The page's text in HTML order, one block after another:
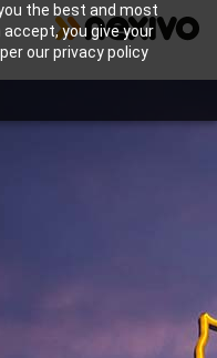
the best and most
you give your
our privacy policy.